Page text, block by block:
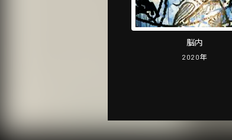
脳内
2020年